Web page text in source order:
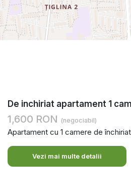
De inchiriat apartament 1
1,600 RON (negociabil)
Apartament cu 1 camere de închiriat
Vezi mai multe detalii